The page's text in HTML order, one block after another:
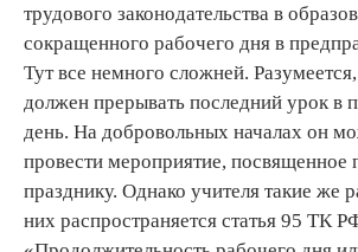
трудового законодательства в
сокращенного рабочего дня в
Тут все немного сложней.
должен прерывать последний урок в
день. На добровольных началах он
провести мероприятие, посвященное
празднику. Однако учителя такие же
них распространяется статья 95 ТК